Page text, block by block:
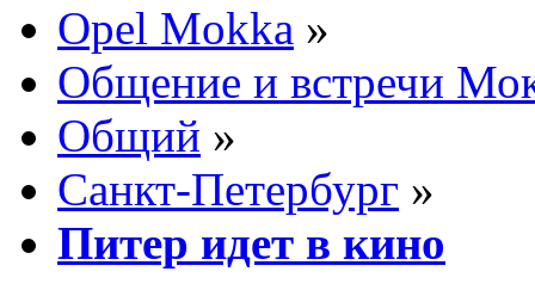
Opel Mokka »
Общение и встречи
Общий »
Санкт-Петербург »
Питер идет в кино